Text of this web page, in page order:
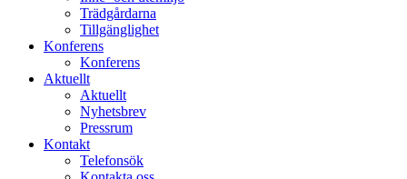
Trädgårdarna
Tillgänglighet
Konferens
Konferens
Aktuellt
Aktuellt
Nyhetsbrev
Pressrum
Kontakt
Telefonsök